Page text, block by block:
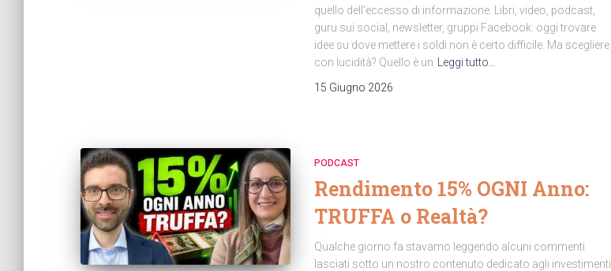
quello dell’eccesso di informazione. Libri, video, podcast,
guru sui social, newsletter, gruppi Facebook: oggi trovare
idee su dove mettere i soldi non è certo difficile. Ma scegliere
con lucidità? Quello è un
Leggi tutto…
15 Giugno 2026
PODCAST
Rendimento 15% OGNI Anno:
TRUFFA o Realtà?
Qualche giorno fa stavamo leggendo alcuni commenti
lasciati sotto un nostro contenuto dedicato agli investimenti